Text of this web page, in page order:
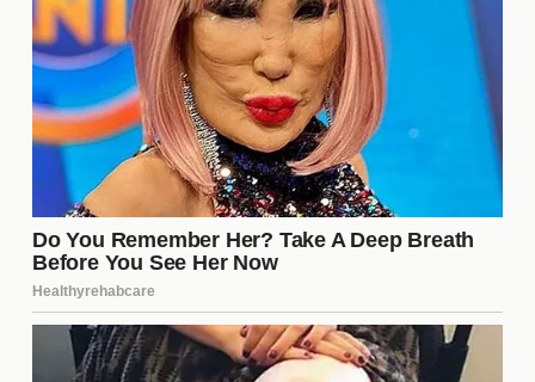
Además, la atención mediática generada por este
intercambio podría aumentar el interés en la liga,
atrayendo más aficionados y patrocinadores. En
resumen, este movimiento podría ser un catalizador
para una mayor actividad en el mercado de
fichajes.
¿Cuándo se anunciará
oficialmente el intercambio?
El anuncio oficial del intercambio dependerá de las
negociaciones entre los clubes y de la